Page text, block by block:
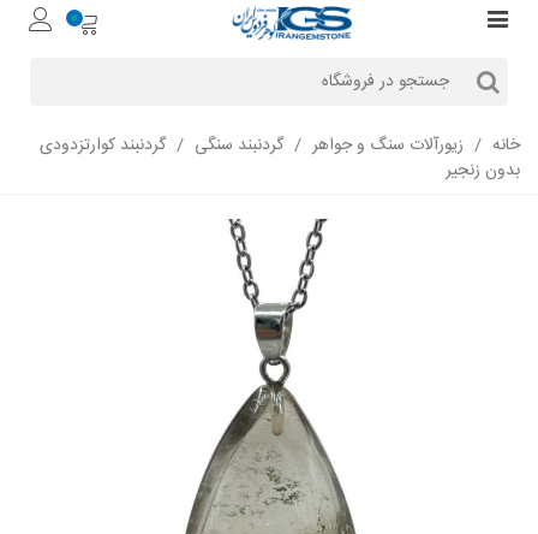
0
خانه / زیورآلات سنگ و جواهر / گردنبند سنگی / گردنبند کوارتزدودی
بدون زنجیر